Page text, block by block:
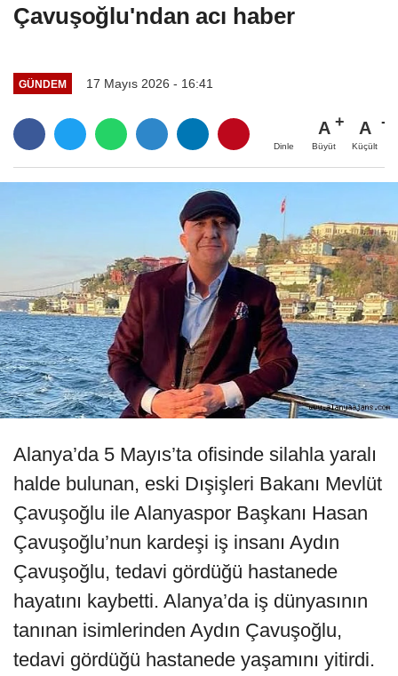
Çavuşoğlu'ndan acı haber
GÜNDEM 17 Mayıs 2026 - 16:41
Dinle
A
Büyüt
A
Küçült
Alanya’da 5 Mayıs’ta ofisinde silahla yaralı
halde bulunan, eski Dışişleri Bakanı Mevlüt
Çavuşoğlu ile Alanyaspor Başkanı Hasan
Çavuşoğlu’nun kardeşi iş insanı Aydın
Çavuşoğlu, tedavi gördüğü hastanede
hayatını kaybetti. Alanya’da iş dünyasının
tanınan isimlerinden Aydın Çavuşoğlu,
tedavi gördüğü hastanede yaşamını yitirdi.